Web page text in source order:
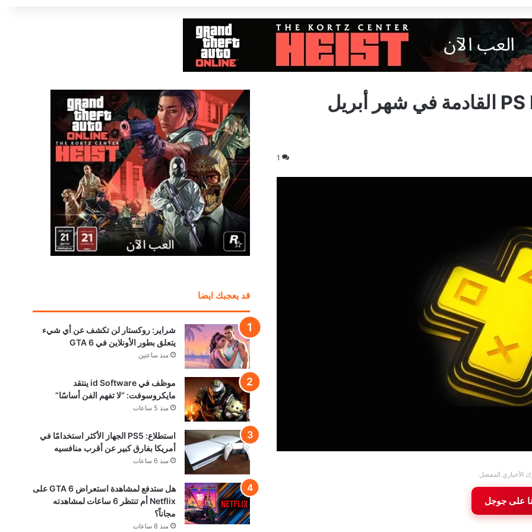
أبرز التوقعات حول ألعاب PS Plus القادمة في شهر أبريل
1
الأخباري المفضل
على جوجل
قد يعجبك ايضا
شراير: روكستار لن تكشف عن أي شيء
يتعلق بطور الأونلاين في GTA 6
منذ ساعتين
موظف في id Software ينتقد
مايكروسوفت: “لا تفهم الفن أساسًا”
منذ 5 ساعات
استطلاع: PS5 الجهاز الأكثر استخدامًا في
أمريكا بفارق كبير عن أقرب منافسيه
منذ 6 ساعات
هل ستدفع لمشاهدة استعراض GTA 6 على
Netflix أم تنتظر 6 ساعات لمشاهدته
مجاناً؟
منذ 8 ساعات